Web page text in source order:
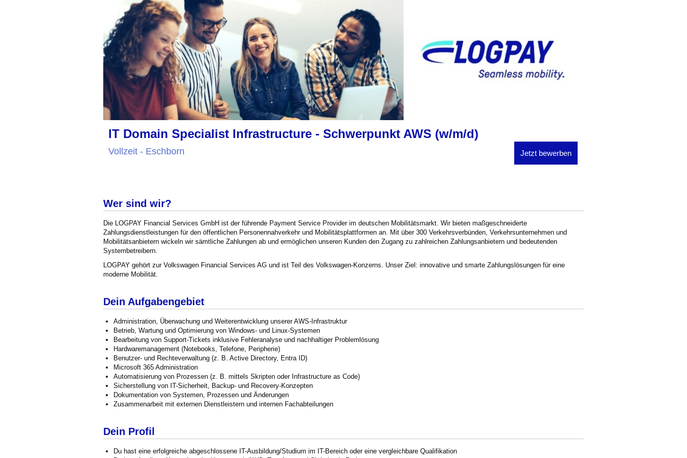
IT Domain Specialist Infrastructure - Schwerpunkt AWS (w/m/d)
Vollzeit - Eschborn Jetzt bewerben
Wer sind wir?
Die LOGPAY Financial Services GmbH ist der führende Payment Service Provider im deutschen Mobilitätsmarkt. Wir bieten maßgeschneiderte
Zahlungsdienstleistungen für den öffentlichen Personennahverkehr und Mobilitätsplattformen an. Mit über 300 Verkehrsverbünden, Verkehrsunternehmen und
Mobilitätsanbietern wickeln wir sämtliche Zahlungen ab und ermöglichen unseren Kunden den Zugang zu zahlreichen Zahlungsanbietern und bedeutenden
Systembetreibern.
LOGPAY gehört zur Volkswagen Financial Services AG und ist Teil des Volkswagen-Konzerns. Unser Ziel: innovative und smarte Zahlungslösungen für eine
moderne Mobilität.
Dein Aufgabengebiet
Administration, Überwachung und Weiterentwicklung unserer AWS-Infrastruktur
Betrieb, Wartung und Optimierung von Windows- und Linux-Systemen
Bearbeitung von Support-Tickets inklusive Fehleranalyse und nachhaltiger Problemlösung
Hardwaremanagement (Notebooks, Telefone, Peripherie)
Benutzer- und Rechteverwaltung (z. B. Active Directory, Entra ID)
Microsoft 365 Administration
Automatisierung von Prozessen (z. B. mittels Skripten oder Infrastructure as Code)
Sicherstellung von IT-Sicherheit, Backup- und Recovery-Konzepten
Dokumentation von Systemen, Prozessen und Änderungen
Zusammenarbeit mit externen Dienstleistern und internen Fachabteilungen
Dein Profil
Du hast eine erfolgreiche abgeschlossene IT-Ausbildung/Studium im IT-Bereich oder eine vergleichbare Qualifikation